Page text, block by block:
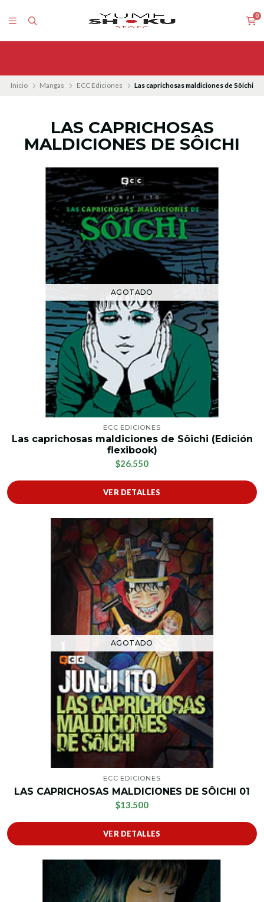
0
Inicio Mangas ECC Ediciones Las caprichosas maldiciones de Sôichi
LAS CAPRICHOSAS
MALDICIONES DE SÔICHI
AGOTADO
ECC EDICIONES
Las caprichosas maldiciones de Sôichi (Edición
flexibook)
$26.550
VER DETALLES
AGOTADO
ECC EDICIONES
LAS CAPRICHOSAS MALDICIONES DE SÔICHI 01
$13.500
VER DETALLES